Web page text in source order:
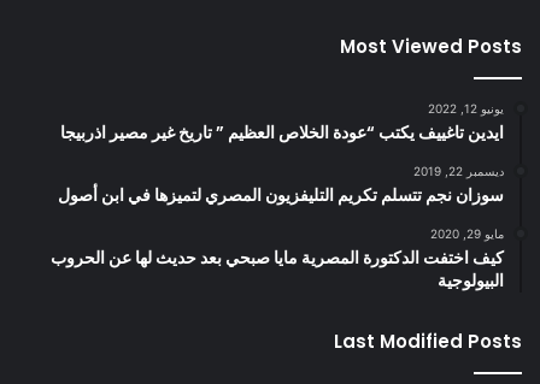
Most Viewed Posts
يونيو 12, 2022
ايدين تاغييف يكتب “عودة الخلاص العظيم ” تاريخ غير مصير اذربيجا
ديسمبر 22, 2019
سوزان نجم تتسلم تكريم التليفزيون المصري لتميزها في ابن أصول
مايو 29, 2020
كيف اختفت الدكتورة المصرية مايا صبحي بعد حديث لها عن الحروب
البيولوجية
Last Modified Posts